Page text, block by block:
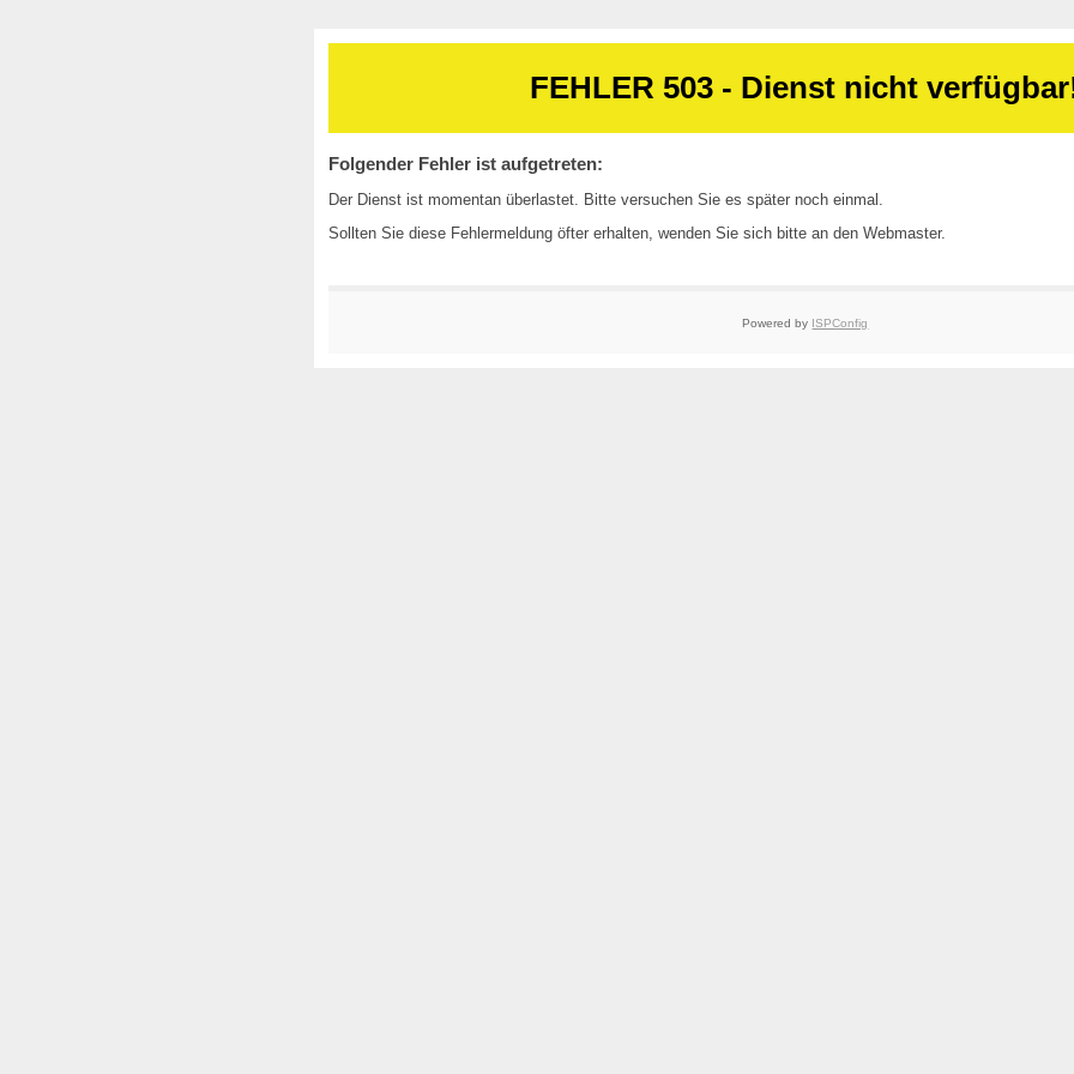
FEHLER 503 - Dienst nicht
Folgender Fehler ist aufgetreten:
Der Dienst ist momentan überlastet. Bitte versuchen Sie es später noch einmal.
Sollten Sie diese Fehlermeldung öfter erhalten, wenden Sie sich bitte an den Webmaster.
Powered by ISPConfig